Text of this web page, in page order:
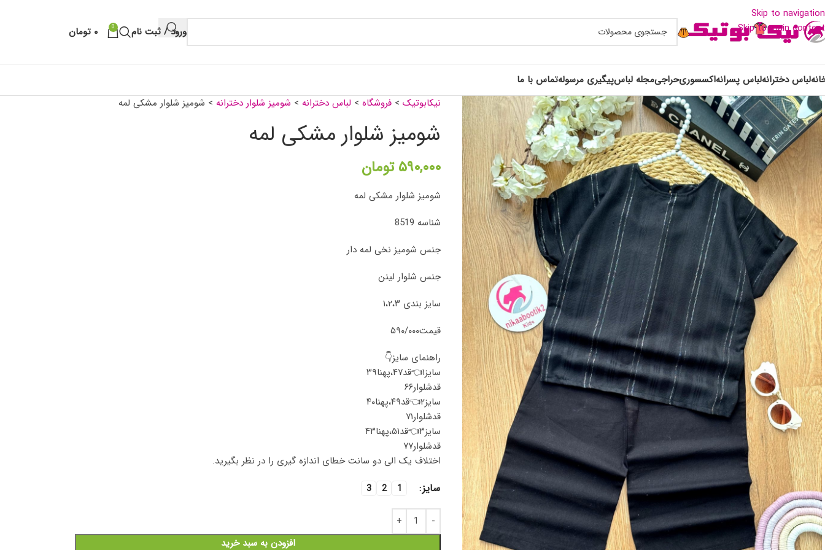
Skip to navigation
Skip to main content
ورود / ثبت نام 0 ۰ تومان
لباس دخترانهلباس پسرانهاکسسوریحراجیمجله لباسپیگیری مرسولهتماس با ما
نیکابوتیک> فروشگاه> لباس دخترانه> شومیز شلوار دخترانه> شومیز شلوار مشکی لمه
شومیز شلوار مشکی لمه
۵۹۰,۰۰۰ تومان
شومیز شلوار مشکی لمه
شناسه 8519
جنس شومیز نخی لمه دار
جنس شلوار لینن
سایز بندی ۱،۲،۳
قیمت۵۹۰/۰۰۰
راهنمای سایز👇
سایز۱👈قد۴۷،پهنا۳۹
قد‌شلوار۶۶
سایز۲👈قد۴۹،پهنا۴۰
قد‌شلوار۷۱
سایز۳👈قد۵۱،پهنا۴۳
قد‌شلوار۷۷
اختلاف یک الی دو سانت خطای اندازه گیری را در نظر بگیرید.
سایز 1
2
3
افزودن به سبد خرید